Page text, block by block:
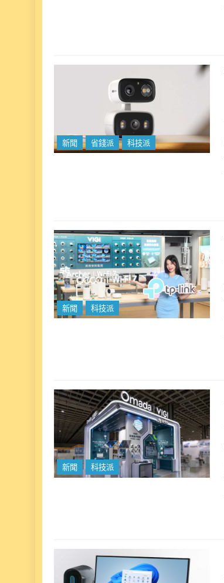
新聞 省錢派 科技派
新聞 科技派
新聞 科技派